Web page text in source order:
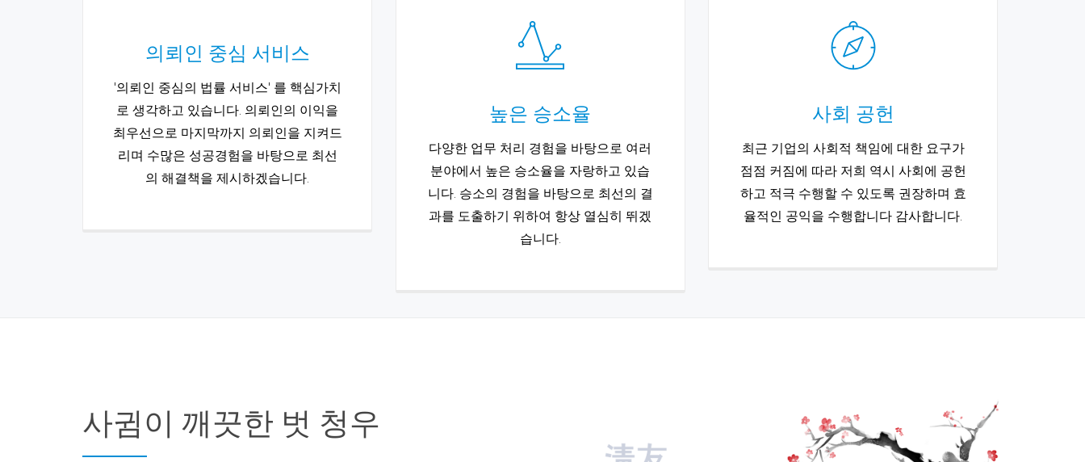
의뢰인 중심 서비스
'의뢰인 중심의 법률 서비스' 를 핵심가치
로 생각하고 있습니다. 의뢰인의 이익을
최우선으로 마지막까지 의뢰인을 지켜드
리며 수많은 성공경험을 바탕으로 최선
의 해결책을 제시하겠습니다.
높은 승소율
다양한 업무 처리 경험을 바탕으로 여러
분야에서 높은 승소율을 자랑하고 있습
니다. 승소의 경험을 바탕으로 최선의 결
과를 도출하기 위하여 항상 열심히 뛰겠
습니다.
사회 공헌
최근 기업의 사회적 책임에 대한 요구가
점점 커짐에 따라 저희 역시 사회에 공헌
하고 적극 수행할 수 있도록 권장하며 효
율적인 공익을 수행합니다 감사합니다.
사귐이 깨끗한 벗 청우